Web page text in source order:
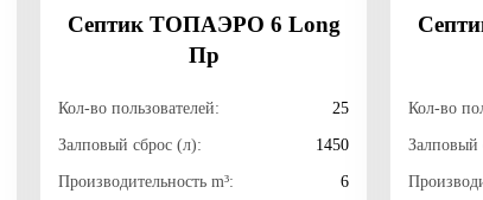
Септик TOПАЭРО 6 Long
Пр
Кол-во пользователей: 25
Залповый сброс (л): 1450
Производительность m³: 6
Кол-во
Залповый